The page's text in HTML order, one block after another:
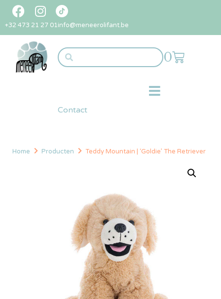
+32 473 21 27 01info@meneerolifant.be
0
Contact
Home Producten Teddy Mountain | ‘Goldie’ The Retriever